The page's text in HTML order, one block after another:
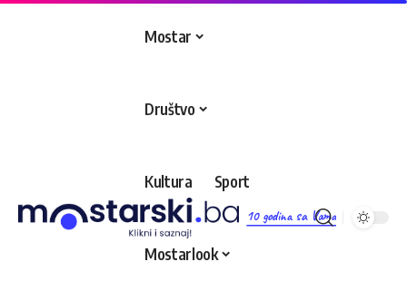
10 godina sa Vama
Mostar
Društvo
Kultura Sport
Mostarlook